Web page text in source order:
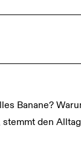
Banane?
stemmt den